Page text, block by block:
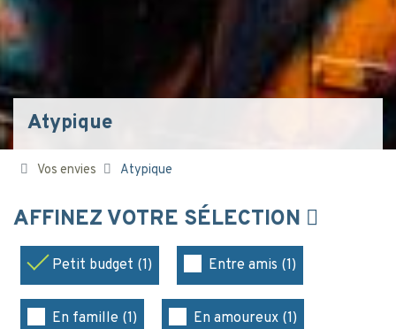
Atypique
Vos envies Atypique
AFFINEZ VOTRE SÉLECTION
Petit budget (1) Entre amis (1)
En famille (1) En amoureux (1)